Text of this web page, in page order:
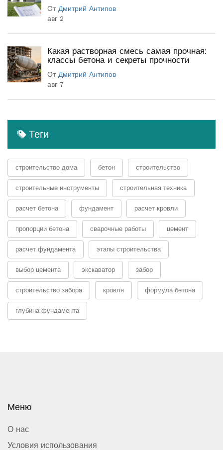
От Дмитрий Антипов
авг 2
Какая растворная смесь самая прочная:
классы бетона и секреты прочности
От Дмитрий Антипов
авг 7
Теги
строительство дома бетон строительство
строительные инструменты строительная техника
расчет бетона фундамент расчет кровли
пропорции бетона сварочные работы цемент
расчет фундамента этапы строительства
выбор цемента экскаватор забор
строительство забора кровля формула бетона
глубина фундамента
Меню
О нас
Условия использования